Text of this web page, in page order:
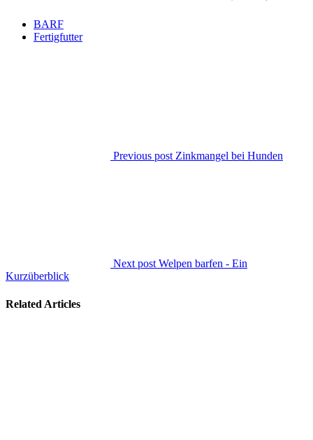
BARF
Fertigfutter
Previous post Zinkmangel bei Hunden
Next post Welpen barfen - Ein
Kurzüberblick
Related Articles